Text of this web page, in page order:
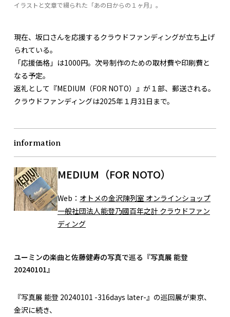
イラストと文章で綴られた「あの日からの１ヶ月」。
現在、坂口さんを応援するクラウドファンディングが立ち上げ
られている。
「応援価格」は1000円。次号制作のための取材費や印刷費と
なる予定。
返礼として『MEDIUM（FOR NOTO）』が１部、郵送される。
クラウドファンディングは2025年１月31日まで。
information
MEDIUM（FOR NOTO）
Web： オトメの金沢陳列室 オンラインショップ
一般社団法人能登乃國百年之計 クラウドファン
ディング
ユーミンの楽曲と佐藤健寿の写真で巡る『写真展 能登
20240101』
『写真展 能登 20240101 -316days later-』の巡回展が東京、
金沢に続き、